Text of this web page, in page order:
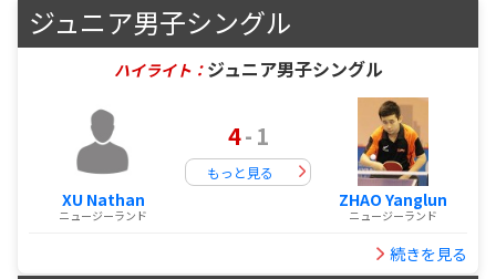
ジュニア男子シングル
ハイライト： ジュニア男子シングル
XU Nathan
ニュージーランド
4- 1
もっと見る
ZHAO Yanglun
ニュージーランド
続きを見る